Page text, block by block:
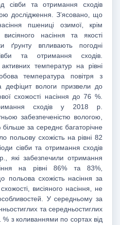
сівби та отримання сходів
дослідження. З’ясовано, що
пшениці озимої, крім
висіяного насіння та якості
ґрунту впливають погодні
та отримання сходів.
температур на рівні
температура повітря з
дефіцит вологи призвели до
схожості насіння до 76 %.
сходів у 2018 р.
забезпеченістю вологою,
за середнє багаторічне
польову схожість на рівні 82
сівби та отримання сходів
які забезпечили отримання
на рівні 86% та 83%,
польова схожість насіння за
висіяного насіння, не
У середньому за
та середньостиглих
% з коливаннями по сортах від